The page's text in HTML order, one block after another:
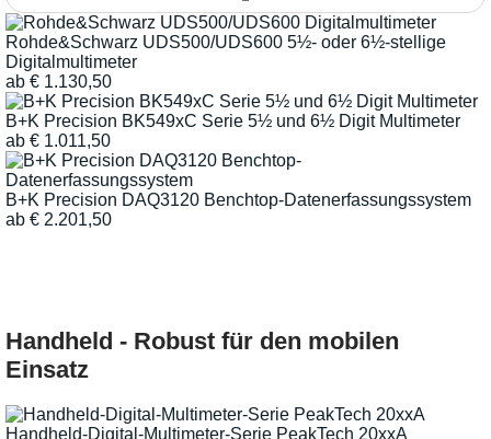
Rohde&Schwarz UDS500/UDS600 5½- oder 6½-stellige
Digitalmultimeter
ab € 1.130,50
B+K Precision BK549xC Serie 5½ und 6½ Digit Multimeter
ab € 1.011,50
B+K Precision DAQ3120 Benchtop-Datenerfassungssystem
ab € 2.201,50
Handheld - Robust für den mobilen
Einsatz
Handheld-Digital-Multimeter-Serie PeakTech 20xxA